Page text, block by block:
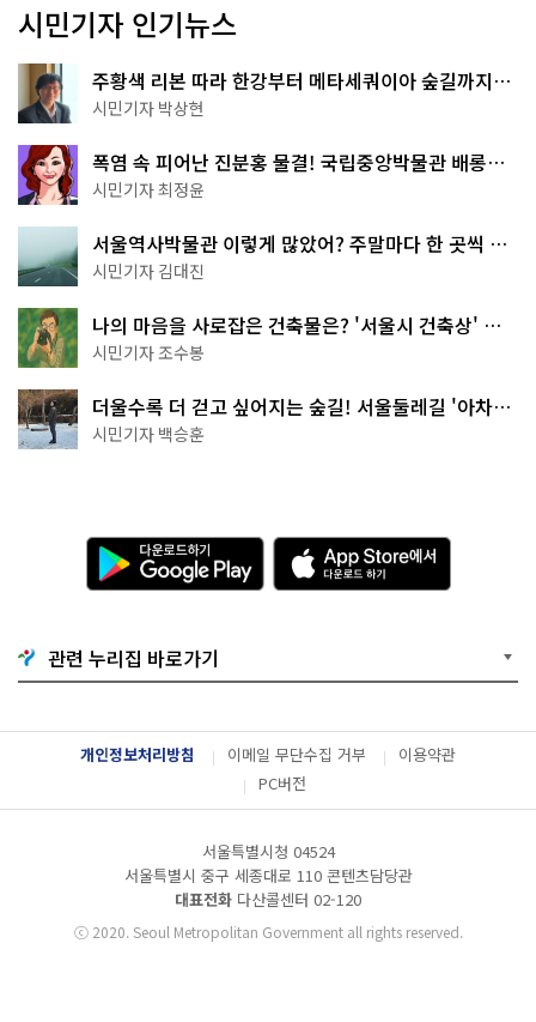
시민기자 인기뉴스
주황색 리본 따라 한강부터 메타세쿼이아 숲길까지…
서울둘레길 15코스
시민기자 박상현
폭염 속 피어난 진분홍 물결! 국립중앙박물관 배롱나
무 명소
시민기자 최정윤
서울역사박물관 이렇게 많았어? 주말마다 한 곳씩 떠
나는 역사 산책
시민기자 김대진
나의 마음을 사로잡은 건축물은? '서울시 건축상' 수
상작 공개!
시민기자 조수봉
더울수록 더 걷고 싶어지는 숲길! 서울둘레길 '아차산
코스'
시민기자 백승훈
다
운
로
드
o
o
g
P
l
a
A
p
p
S
서
로
드
하
관련 누리집 바로가기
개인정보처리방침 이메일 무단수집 거부
이용약관
PC버전
서울특별시청 04524
서울특별시 중구 세종대로 110 콘텐츠담당관
대표전화 다산콜센터 02-120
ⓒ2020. Seoul Metropolitan Government all rights reserved.